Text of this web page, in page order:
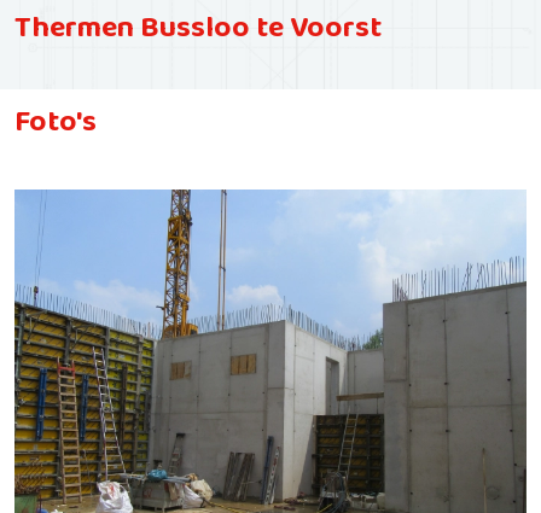
Thermen Bussloo te Voorst
Foto's